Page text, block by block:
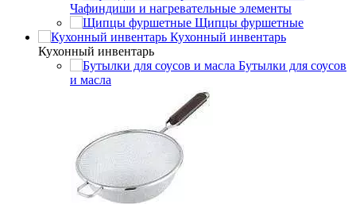
Чафиндиши и нагревательные элементы
Щипцы фуршетные
Кухонный инвентарь
Кухонный инвентарь
Бутылки для соусов
и масла